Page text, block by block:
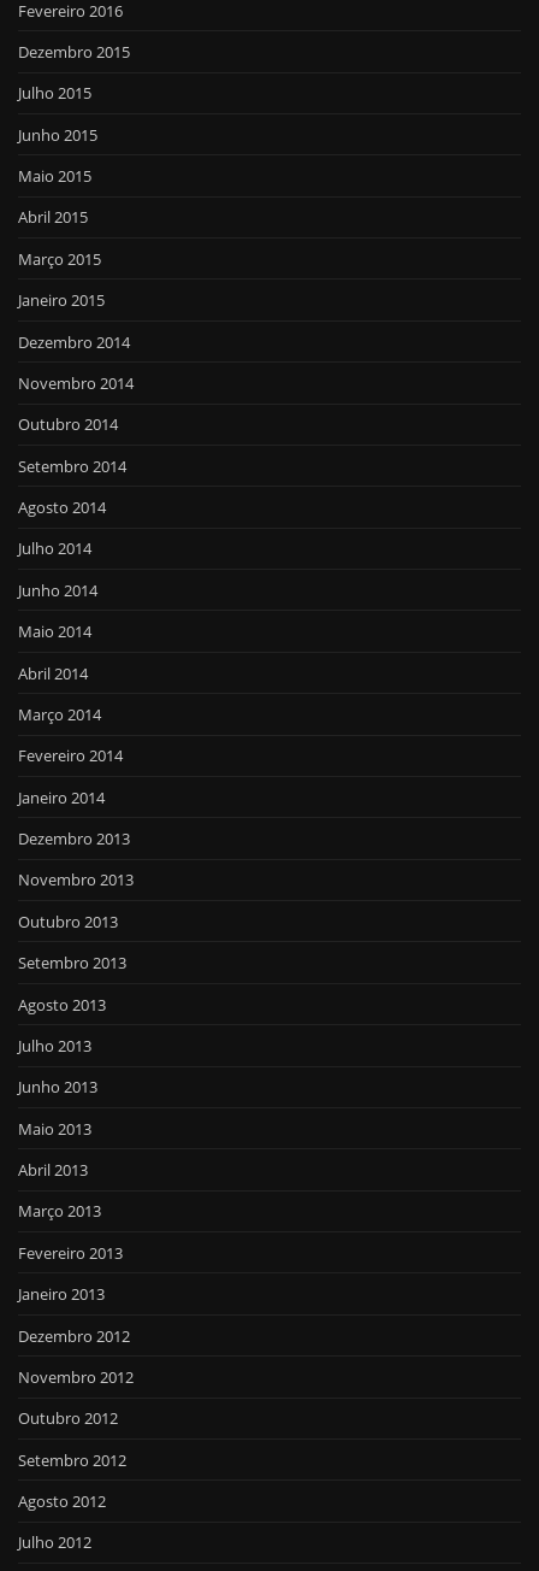
Fevereiro 2016
Dezembro 2015
Julho 2015
Junho 2015
Maio 2015
Abril 2015
Março 2015
Janeiro 2015
Dezembro 2014
Novembro 2014
Outubro 2014
Setembro 2014
Agosto 2014
Julho 2014
Junho 2014
Maio 2014
Abril 2014
Março 2014
Fevereiro 2014
Janeiro 2014
Dezembro 2013
Novembro 2013
Outubro 2013
Setembro 2013
Agosto 2013
Julho 2013
Junho 2013
Maio 2013
Abril 2013
Março 2013
Fevereiro 2013
Janeiro 2013
Dezembro 2012
Novembro 2012
Outubro 2012
Setembro 2012
Agosto 2012
Julho 2012